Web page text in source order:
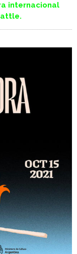
internacional